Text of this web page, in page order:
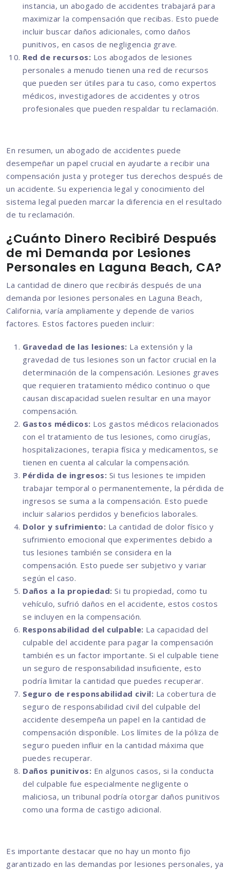
instancia, un abogado de accidentes trabajará para
maximizar la compensación que recibas. Esto puede
incluir buscar daños adicionales, como daños
punitivos, en casos de negligencia grave.
Red de recursos: Los abogados de lesiones
personales a menudo tienen una red de recursos
que pueden ser útiles para tu caso, como expertos
médicos, investigadores de accidentes y otros
profesionales que pueden respaldar tu reclamación.
En resumen, un abogado de accidentes puede
desempeñar un papel crucial en ayudarte a recibir una
compensación justa y proteger tus derechos después de
un accidente. Su experiencia legal y conocimiento del
sistema legal pueden marcar la diferencia en el resultado
de tu reclamación.
¿Cuánto Dinero Recibiré Después
de mi Demanda por Lesiones
Personales en Laguna Beach, CA?
La cantidad de dinero que recibirás después de una
demanda por lesiones personales en Laguna Beach,
California, varía ampliamente y depende de varios
factores. Estos factores pueden incluir:
Gravedad de las lesiones: La extensión y la
gravedad de tus lesiones son un factor crucial en la
determinación de la compensación. Lesiones graves
que requieren tratamiento médico continuo o que
causan discapacidad suelen resultar en una mayor
compensación.
Gastos médicos: Los gastos médicos relacionados
con el tratamiento de tus lesiones, como cirugías,
hospitalizaciones, terapia física y medicamentos, se
tienen en cuenta al calcular la compensación.
Pérdida de ingresos: Si tus lesiones te impiden
trabajar temporal o permanentemente, la pérdida de
ingresos se suma a la compensación. Esto puede
incluir salarios perdidos y beneficios laborales.
Dolor y sufrimiento: La cantidad de dolor físico y
sufrimiento emocional que experimentes debido a
tus lesiones también se considera en la
compensación. Esto puede ser subjetivo y variar
según el caso.
Daños a la propiedad: Si tu propiedad, como tu
vehículo, sufrió daños en el accidente, estos costos
se incluyen en la compensación.
Responsabilidad del culpable: La capacidad del
culpable del accidente para pagar la compensación
también es un factor importante. Si el culpable tiene
un seguro de responsabilidad insuficiente, esto
podría limitar la cantidad que puedes recuperar.
Seguro de responsabilidad civil: La cobertura de
seguro de responsabilidad civil del culpable del
accidente desempeña un papel en la cantidad de
compensación disponible. Los límites de la póliza de
seguro pueden influir en la cantidad máxima que
puedes recuperar.
Daños punitivos: En algunos casos, si la conducta
del culpable fue especialmente negligente o
maliciosa, un tribunal podría otorgar daños punitivos
como una forma de castigo adicional.
Es importante destacar que no hay un monto fijo
garantizado en las demandas por lesiones personales, ya